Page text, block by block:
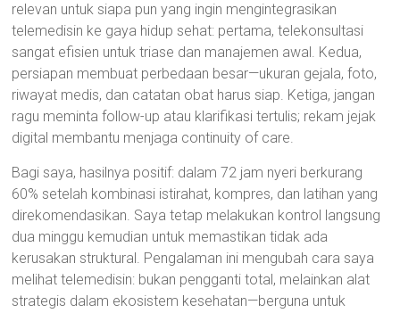
relevan untuk siapa pun yang ingin mengintegrasikan
telemedisin ke gaya hidup sehat: pertama, telekonsultasi
sangat efisien untuk triase dan manajemen awal. Kedua,
persiapan membuat perbedaan besar—ukuran gejala, foto,
riwayat medis, dan catatan obat harus siap. Ketiga, jangan
ragu meminta follow-up atau klarifikasi tertulis; rekam jejak
digital membantu menjaga continuity of care.
Bagi saya, hasilnya positif: dalam 72 jam nyeri berkurang
60% setelah kombinasi istirahat, kompres, dan latihan yang
direkomendasikan. Saya tetap melakukan kontrol langsung
dua minggu kemudian untuk memastikan tidak ada
kerusakan struktural. Pengalaman ini mengubah cara saya
melihat telemedisin: bukan pengganti total, melainkan alat
strategis dalam ekosistem kesehatan—berguna untuk